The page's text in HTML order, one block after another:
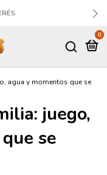
0
agua y momentos que se
juego,
se